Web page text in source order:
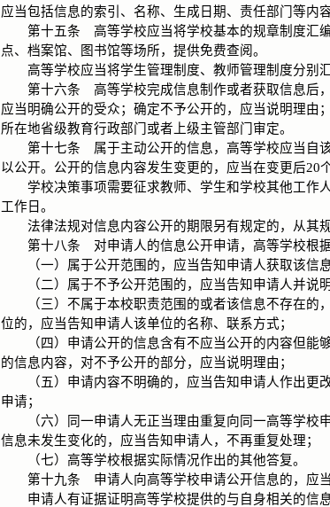
应当包括信息的索引、名称、生成日期、责任部门等内容
第十五条 高等学校应当将学校基本的规章制度汇编
点、档案馆、图书馆等场所，提供免费查阅。
高等学校应当将学生管理制度、教师管理制度分别汇
第十六条 高等学校完成信息制作或者获取信息后，
应当明确公开的受众；确定不予公开的，应当说明理由
所在地省级教育行政部门或者上级主管部门审定。
第十七条 属于主动公开的信息，高等学校应当自该
以公开。公开的信息内容发生变更的，应当在变更后20
学校决策事项需要征求教师、学生和学校其他工作
工作日。
法律法规对信息内容公开的期限另有规定的，从其规
第十八条 对申请人的信息公开申请，高等学校根据
（一）属于公开范围的，应当告知申请人获取该信息
（二）属于不予公开范围的，应当告知申请人并说明
（三）不属于本校职责范围的或者该信息不存在的
位的，应当告知申请人该单位的名称、联系方式；
（四）申请公开的信息含有不应当公开的内容但能
的信息内容，对不予公开的部分，应当说明理由；
（五）申请内容不明确的，应当告知申请人作出更
申请；
（六）同一申请人无正当理由重复向同一高等学校
信息未发生变化的，应当告知申请人，不再重复处理；
（七）高等学校根据实际情况作出的其他答复。
第十九条 申请人向高等学校申请公开信息的，应当
申请人有证据证明高等学校提供的与自身相关的信